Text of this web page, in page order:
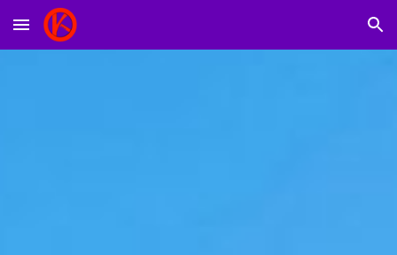
Skip to main content Skip to navigation